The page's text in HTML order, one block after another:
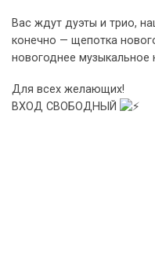
Вас ждут дуэты и трио,
конечно — щепотка
новогоднее музыкальное
Для всех желающих!
ВХОД СВОБОДНЫЙ